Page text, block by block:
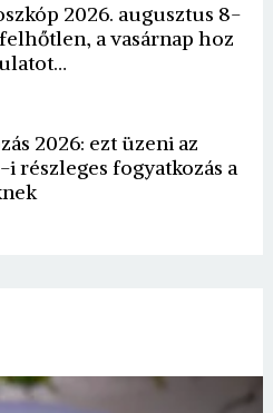
2026. augusztus 8-
a vasárnap hoz
2026: ezt üzeni az
i részleges fogyatkozás a